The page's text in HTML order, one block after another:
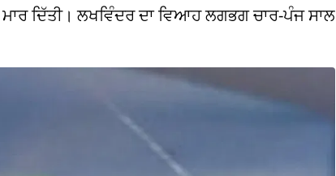
ਦਿੱਤੀ। ਲਖਵਿੰਦਰ ਦਾ ਵਿਆਹ ਲਗਭਗ ਚਾਰ-ਪੰਜ ਸਾਲ